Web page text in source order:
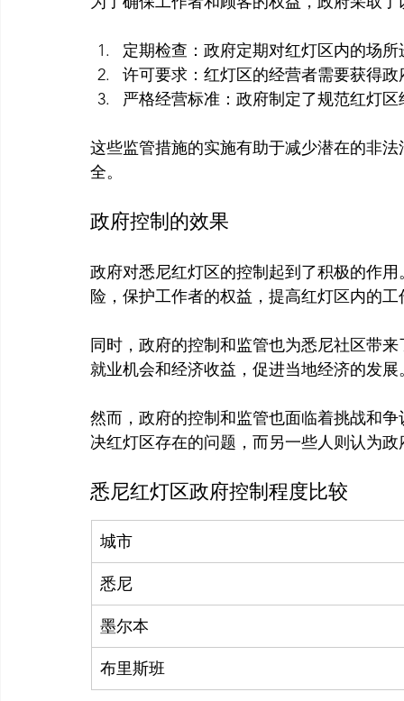
定期检查：政府定期对红灯区内的场
许可要求：红灯区的经营者需要获得
严格经营标准：政府制定了规范红灯
这些监管措施的实施有助于减少潜在的非
政府控制的效果
政府对悉尼红灯区的控制起到了积极的作
险，保护工作者的权益，提高红灯区内的
同时，政府的控制和监管也为悉尼社区带
就业机会和经济收益，促进当地经济的发展
然而，政府的控制和监管也面临着挑战和
悉尼红灯区政府控制程度比较
城市
悉尼
墨尔本
布里斯班